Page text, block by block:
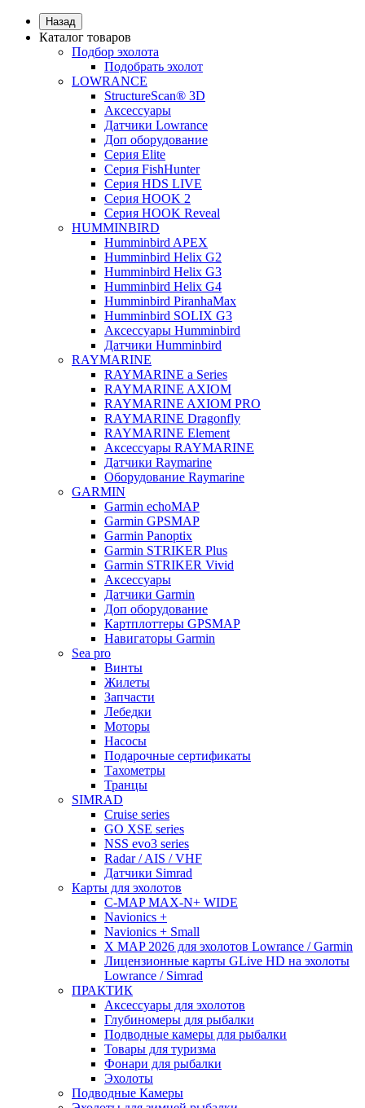
Назад
Каталог товаров
Подбор эхолота
Подобрать эхолот
LOWRANCE
StructureScan® 3D
Аксессуары
Датчики Lowrance
Доп оборудование
Серия Elite
Серия FishHunter
Серия HDS LIVE
Серия HOOK 2
Серия HOOK Reveal
HUMMINBIRD
Humminbird APEX
Humminbird Helix G2
Humminbird Helix G3
Humminbird Helix G4
Humminbird PiranhaMax
Humminbird SOLIX G3
Аксессуары Humminbird
Датчики Humminbird
RAYMARINE
RAYMARINE a Series
RAYMARINE AXIOM
RAYMARINE AXIOM PRO
RAYMARINE Dragonfly
RAYMARINE Element
Аксессуары RAYMARINE
Датчики Raymarine
Оборудование Raymarine
GARMIN
Garmin echoMAP
Garmin GPSMAP
Garmin Panoptix
Garmin STRIKER Plus
Garmin STRIKER Vivid
Аксессуары
Датчики Garmin
Доп оборудование
Картплоттеры GPSMAP
Навигаторы Garmin
Sea pro
Винты
Жилеты
Запчасти
Лебедки
Моторы
Насосы
Подарочные сертификаты
Тахометры
Транцы
SIMRAD
Cruise series
GO XSE series
NSS evo3 series
Radar / AIS / VHF
Датчики Simrad
Карты для эхолотов
C-MAP MAX-N+ WIDE
Navionics +
Navionics + Small
X MAP 2026 для эхолотов Lowrance / Garmin
Лицензионные карты GLive HD на эхолоты
Lowrance / Simrad
ПРАКТИК
Аксессуары для эхолотов
Глубиномеры для рыбалки
Подводные камеры для рыбалки
Товары для туризма
Фонари для рыбалки
Эхолоты
Подводные Камеры